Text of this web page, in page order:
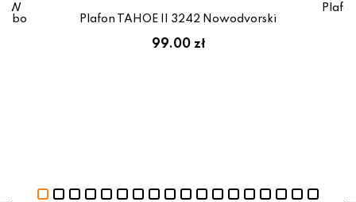
Plafon TAHOE II 3242 Nowodvorski
99.00 zł